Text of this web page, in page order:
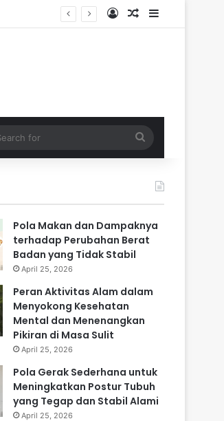
Log InRandom Article
Sidebar
for
Pola Makan dan Dampaknya
terhadap Perubahan Berat
Badan yang Tidak Stabil
April 25, 2026
Peran Aktivitas Alam dalam
Menyokong Kesehatan
Mental dan Menenangkan
Pikiran di Masa Sulit
April 25, 2026
Pola Gerak Sederhana untuk
Meningkatkan Postur Tubuh
yang Tegap dan Stabil Alami
April 25, 2026